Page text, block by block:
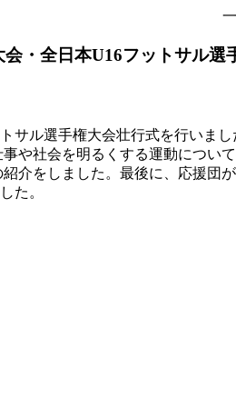
・全日本U16フットサル選
サル選手権大会壮行式を行いまし
や社会を明るくする運動につい
介をしました。最後に、応援団が
た。